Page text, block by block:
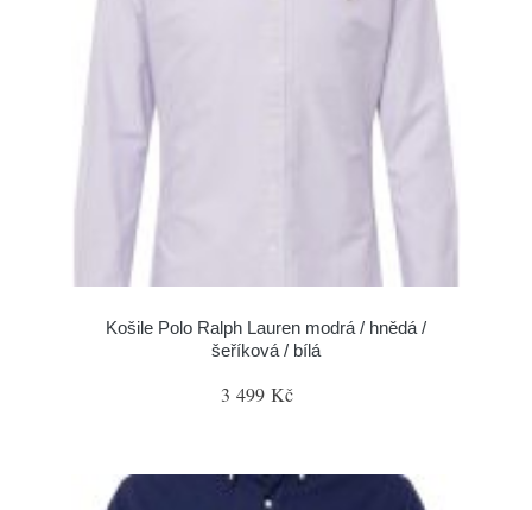
Košile Polo Ralph Lauren modrá / hnědá /
šeříková / bílá
3 499 Kč